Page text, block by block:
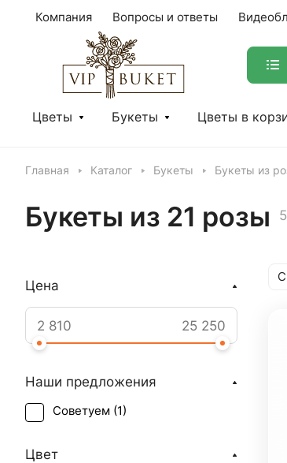
Компания Вопросы и ответы
Цветы Букеты Цветы в
Главная Каталог Букеты Букеты из
Букеты из 21 розы
Цена
Наши предложения
Советуем (1)
Цвет